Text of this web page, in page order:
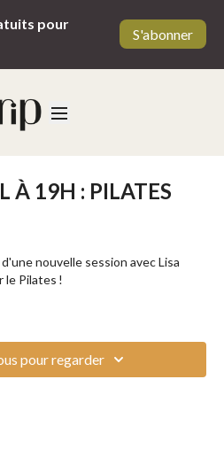
pour
S'abonner
À 19H : PILATES
nouvelle session avec Lisa
le Pilates !
doux, mais puissant travaille
pour regarder